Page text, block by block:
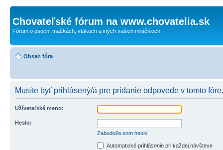
Chovateľské fórum na www.chovatelia.sk
Fórum o psoch, mačkách, vtákoch a iných vašich miláčikoch
Obsah fóra
Musíte byť prihlásený/á pre pridanie odpovede v tomto fóre.
Užívateľské meno:
Heslo:
Zabudol/a som heslo
Automatické prihlásenie pri každej návšteve